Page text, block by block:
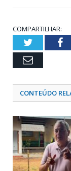
COMPARTILHAR:
Twitter
Email
CONTEÚDO